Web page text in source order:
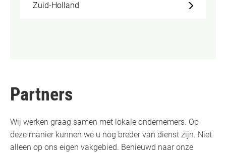
Zuid-Holland
Partners
Wij werken graag samen met lokale ondernemers. Op
deze manier kunnen we u nog breder van dienst zijn. Niet
alleen op ons eigen vakgebied. Benieuwd naar onze